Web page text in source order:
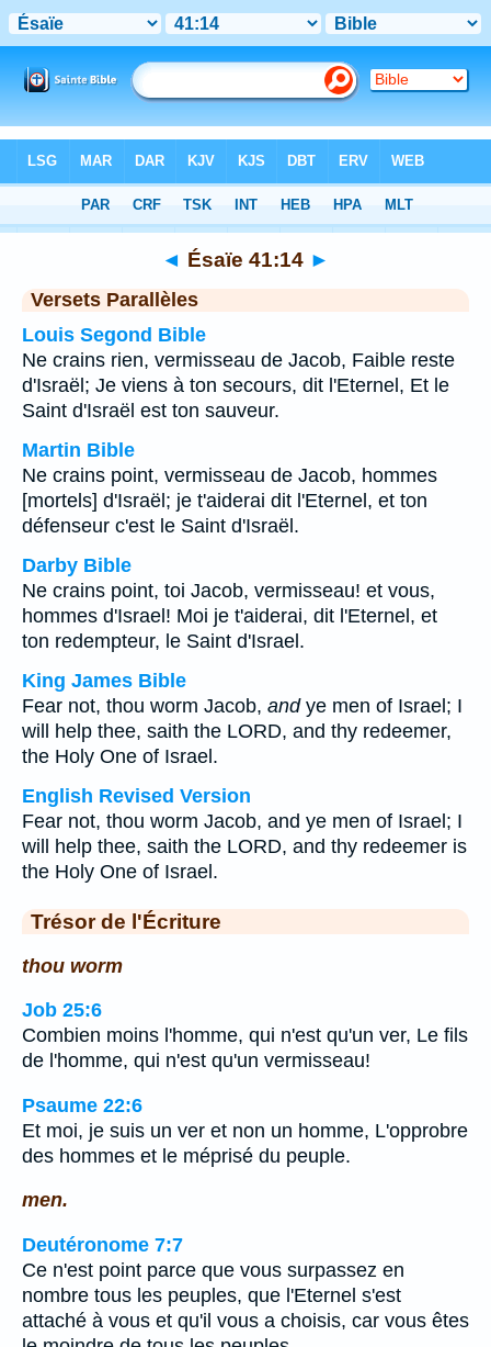
Chapitre 41> Verset 14
◄ Ésaïe 41:14 ►
Versets Parallèles
Louis Segond Bible
Ne crains rien, vermisseau de Jacob, Faible reste
d'Israël; Je viens à ton secours, dit l'Eternel, Et le
Saint d'Israël est ton sauveur.
Martin Bible
Ne crains point, vermisseau de Jacob, hommes
[mortels] d'Israël; je t'aiderai dit l'Eternel, et ton
défenseur c'est le Saint d'Israël.
Darby Bible
Ne crains point, toi Jacob, vermisseau! et vous,
hommes d'Israel! Moi je t'aiderai, dit l'Eternel, et
ton redempteur, le Saint d'Israel.
King James Bible
Fear not, thou worm Jacob, andye men of Israel; I
will help thee, saith the LORD, and thy redeemer,
the Holy One of Israel.
English Revised Version
Fear not, thou worm Jacob, and ye men of Israel; I
will help thee, saith the LORD, and thy redeemer is
the Holy One of Israel.
Trésor de l'Écriture
thou worm
Job 25:6
Combien moins l'homme, qui n'est qu'un ver, Le fils
de l'homme, qui n'est qu'un vermisseau!
Psaume 22:6
Et moi, je suis un ver et non un homme, L'opprobre
des hommes et le méprisé du peuple.
men.
Deutéronome 7:7
Ce n'est point parce que vous surpassez en
nombre tous les peuples, que l'Eternel s'est
attaché à vous et qu'il vous a choisis, car vous êtes